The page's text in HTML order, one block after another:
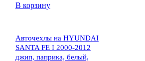
В корзину
Авточехлы на HYUNDAI
SANTA FE I 2000-2012
джип, паприка, белый,